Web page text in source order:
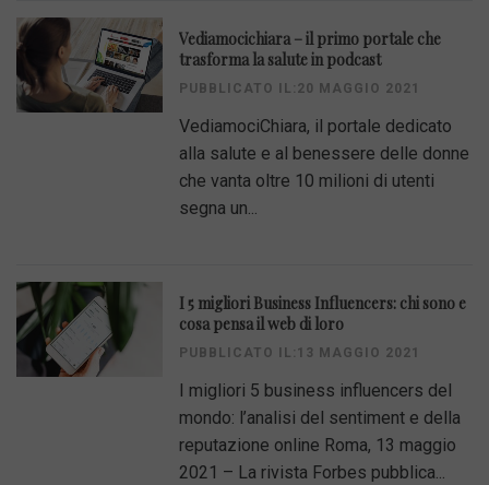
Vediamocichiara – il primo portale che
trasforma la salute in podcast
PUBBLICATO IL:20 MAGGIO 2021
VediamociChiara, il portale dedicato
alla salute e al benessere delle donne
che vanta oltre 10 milioni di utenti
segna un...
I 5 migliori Business Influencers: chi sono e
cosa pensa il web di loro
PUBBLICATO IL:13 MAGGIO 2021
I migliori 5 business influencers del
mondo: l’analisi del sentiment e della
reputazione online Roma, 13 maggio
2021 – La rivista Forbes pubblica...